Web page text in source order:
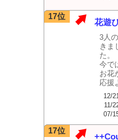
17位
花遊
3人
きま
た。
今で
お花
応援
12/
11/
07/
17位